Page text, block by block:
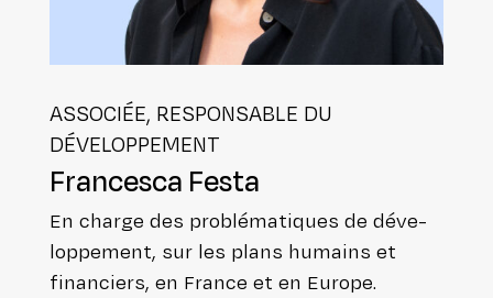
ASSOCIÉE, RES­PON­SABLE DU
DÉVELOPPEMENT
Francesca Festa
En charge des pro­blé­ma­tiques de déve­
lop­pe­ment, sur les plans humains et
finan­ciers, en France et en Europe.